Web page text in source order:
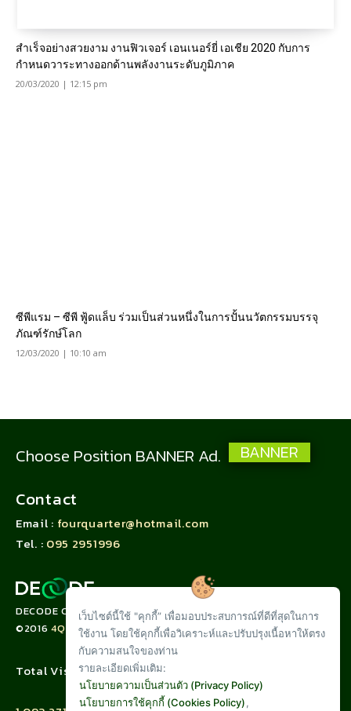
สำเร็จอย่างสวยงาม งานฟิวเจอร์ เอนเนอร์ยี่ เอเชีย 2020 กับการ
กำหนดวาระทางออกด้านพลังงานระดับภูมิภาค
20/03/2020 | 12:15 pm
ซีพีแรม – ซีพี ฟู้ดแล็บ ร่วมเป็นส่วนหนึ่งในการปั้นนวัตกรรมบรรจุ
ภัณฑ์รักษ์โลก
12/03/2020 | 10:10 am
Choose Position BANNER Ad. BANNER
Contact
Email : fourquarter@hotmail.com
Tel. : 095 2951996
DECODE CORPORATION LIMITED
©20164QUARTER.CO
Total Visit :
เว็บไซต์นี้ใช้ "คุกกี้” เพื่อมอบประสบการณ์ที่ดีที่สุดในการ
ใช้งาน โดยใช้คุกกี้เพื่อวิเคราะห์และปรับปรุงเนื้อหาให้ตรง
กับความสนใจของท่าน
รายละเอียดเพิ่มเติม:
นโยบายความเป็นส่วนตัว (Privacy Policy)
นโยบายการใช้คุกกี้ (Cookies Policy),